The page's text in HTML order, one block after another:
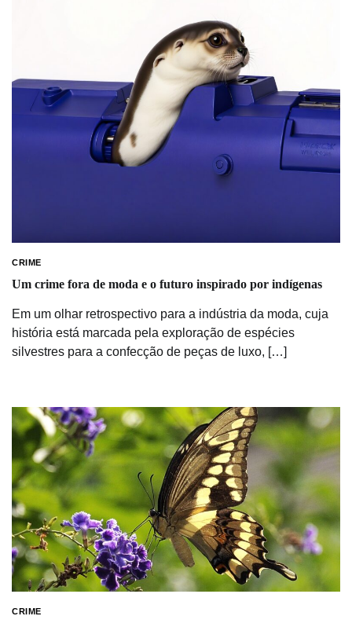
CRIME
Um crime fora de moda e o futuro inspirado por indígenas
Em um olhar retrospectivo para a indústria da moda, cuja
história está marcada pela exploração de espécies
silvestres para a confecção de peças de luxo, […]
CRIME